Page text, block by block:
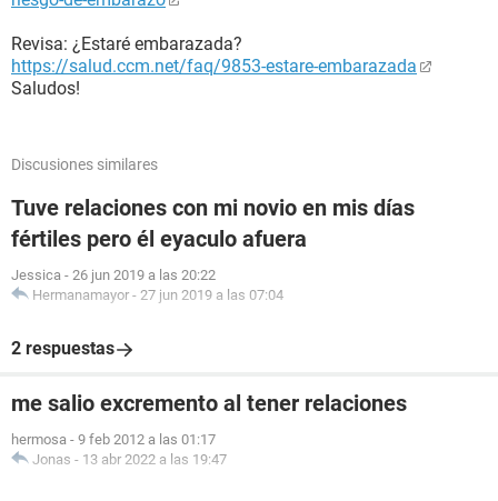
Revisa: ¿Estaré embarazada?
https://salud.ccm.net/faq/9853-estare-embarazada
Saludos!
Discusiones similares
Tuve relaciones con mi novio en mis días
fértiles pero él eyaculo afuera
Jessica - 26 jun 2019 a las 20:22
Hermanamayor - 27 jun 2019 a las 07:04
2 respuestas
me salio excremento al tener relaciones
hermosa - 9 feb 2012 a las 01:17
Jonas - 13 abr 2022 a las 19:47